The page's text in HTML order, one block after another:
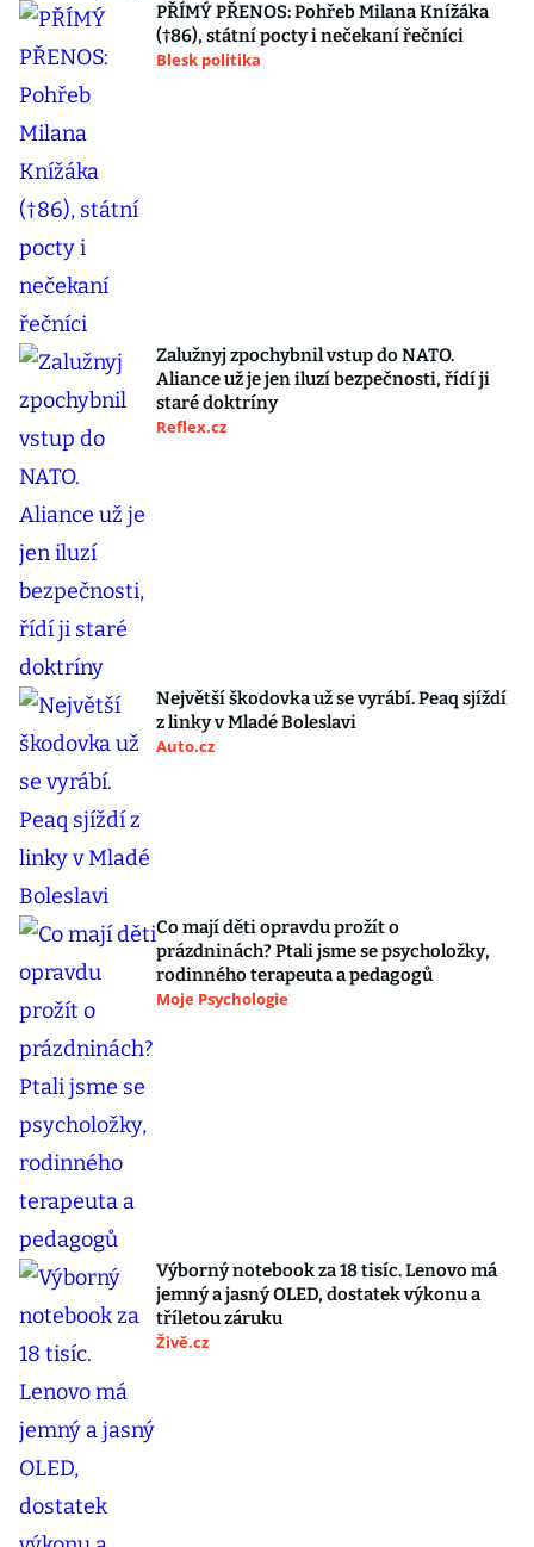
PŘÍMÝ PŘENOS: Pohřeb Milana Knížáka
(†86), státní pocty i nečekaní řečníci
Blesk politika
Zalužnyj zpochybnil vstup do NATO.
Aliance už je jen iluzí bezpečnosti, řídí ji
staré doktríny
Reflex.cz
Největší škodovka už se vyrábí. Peaq sjíždí
z linky v Mladé Boleslavi
Auto.cz
Co mají děti opravdu prožít o
prázdninách? Ptali jsme se psycholožky,
rodinného terapeuta a pedagogů
Moje Psychologie
Výborný notebook za 18 tisíc. Lenovo má
jemný a jasný OLED, dostatek výkonu a
tříletou záruku
Živě.cz